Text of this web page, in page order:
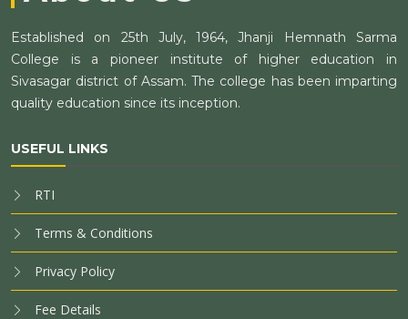
Established on 25th July, 1964, Jhanji Hemnath Sarma
College is a pioneer institute of higher education in
Sivasagar district of Assam. The college has been imparting
quality education since its inception.
USEFUL LINKS
RTI
Terms & Conditions
Privacy Policy
Fee Details